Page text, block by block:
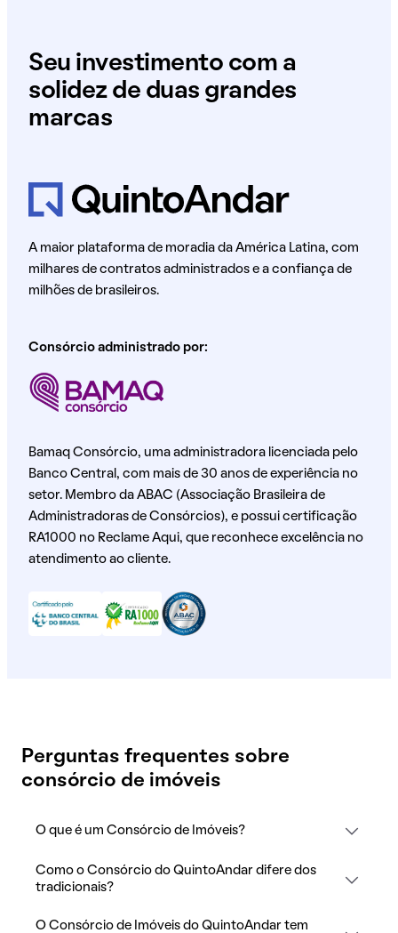
Seu investimento com a
solidez de duas grandes
marcas
A maior plataforma de moradia da América Latina, com
milhares de contratos administrados e a confiança de
milhões de brasileiros.
Consórcio administrado por:
Bamaq Consórcio, uma administradora licenciada pelo
Banco Central, com mais de 30 anos de experiência no
setor. Membro da ABAC (Associação Brasileira de
Administradoras de Consórcios), e possui certificação
RA1000 no Reclame Aqui, que reconhece excelência no
atendimento ao cliente.
Perguntas frequentes sobre
consórcio de imóveis
O que é um Consórcio de Imóveis?
Como o Consórcio do QuintoAndar difere dos
tradicionais?
O Consórcio de Imóveis do QuintoAndar tem